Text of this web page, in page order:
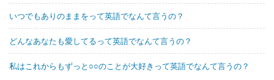
いつでもありのままをって英語でなんて言うの？
どんなあなたも愛してるって英語でなんて言うの？
私はこれからもずっと○○のことが大好きって英語でなんて言うの？